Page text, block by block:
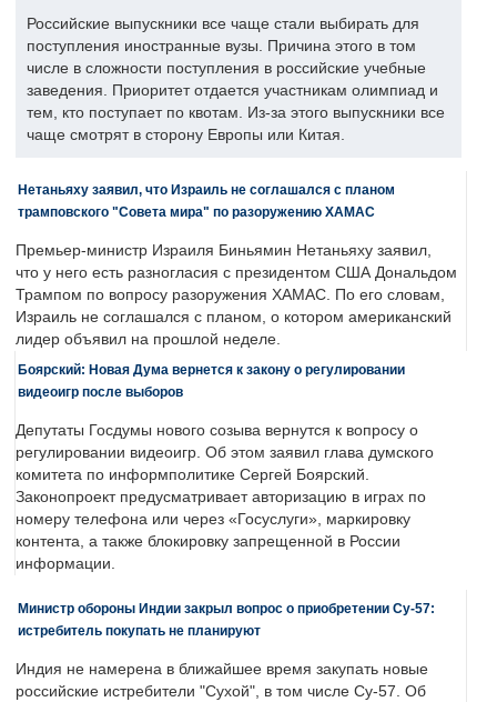
Российские выпускники все чаще стали выбирать для
поступления иностранные вузы. Причина этого в том
числе в сложности поступления в российские учебные
заведения. Приоритет отдается участникам олимпиад и
тем, кто поступает по квотам. Из-за этого выпускники все
чаще смотрят в сторону Европы или Китая.
Нетаньяху заявил, что Израиль не соглашался с планом
трамповского "Совета мира" по разоружению ХАМАС
Премьер-министр Израиля Биньямин Нетаньяху заявил,
что у него есть разногласия с президентом США Дональдом
Трампом по вопросу разоружения ХАМАС. По его словам,
Израиль не соглашался с планом, о котором американский
лидер объявил на прошлой неделе.
Боярский: Новая Дума вернется к закону о регулировании
видеоигр после выборов
Депутаты Госдумы нового созыва вернутся к вопросу о
регулировании видеоигр. Об этом заявил глава думского
комитета по информполитике Сергей Боярский.
Законопроект предусматривает авторизацию в играх по
номеру телефона или через «Госуслуги», маркировку
контента, а также блокировку запрещенной в России
информации.
Министр обороны Индии закрыл вопрос о приобретении Су-57:
истребитель покупать не планируют
Индия не намерена в ближайшее время закупать новые
российские истребители "Сухой", в том числе Су-57. Об